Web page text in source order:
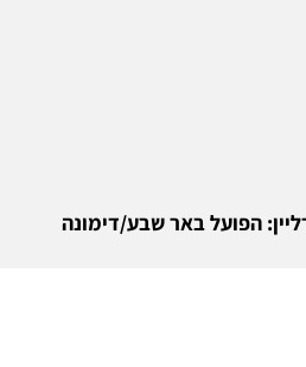
הפועל באר שבע/דימונה